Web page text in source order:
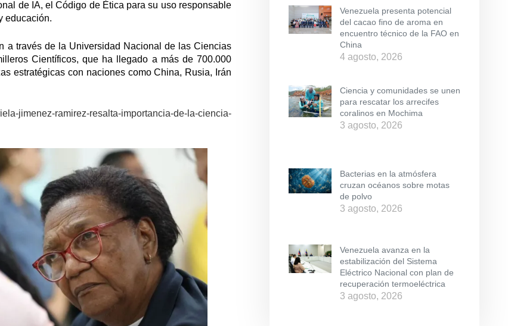
de IA, el Código de Ética para su uso responsable
educación.
a través de la Universidad Nacional de las Ciencias
Científicos, que ha llegado a más de 700.000
estratégicas con naciones como China, Rusia, Irán
jimenez-ramirez-resalta-importancia-de-la-ciencia-
Venezuela presenta potencial
del cacao fino de aroma en
encuentro técnico de la FAO en
China
4 agosto, 2026
Ciencia y comunidades se unen
para rescatar los arrecifes
coralinos en Mochima
3 agosto, 2026
Bacterias en la atmósfera
cruzan océanos sobre motas
de polvo
3 agosto, 2026
Venezuela avanza en la
estabilización del Sistema
Eléctrico Nacional con plan de
recuperación termoeléctrica
3 agosto, 2026